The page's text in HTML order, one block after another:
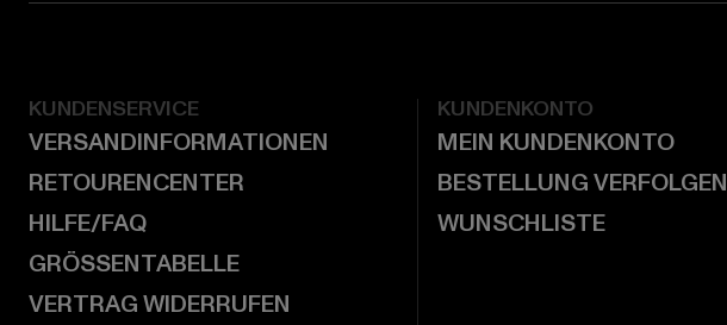
KUNDENSERVICE
VERSANDINFORMATIONEN
RETOURENCENTER
HILFE/FAQ
GRÖSSENTABELLE
VERTRAG WIDERRUFEN
KUNDENKONTO
MEIN KUNDENKONTO
BESTELLUNG VERFOLGEN
WUNSCHLISTE